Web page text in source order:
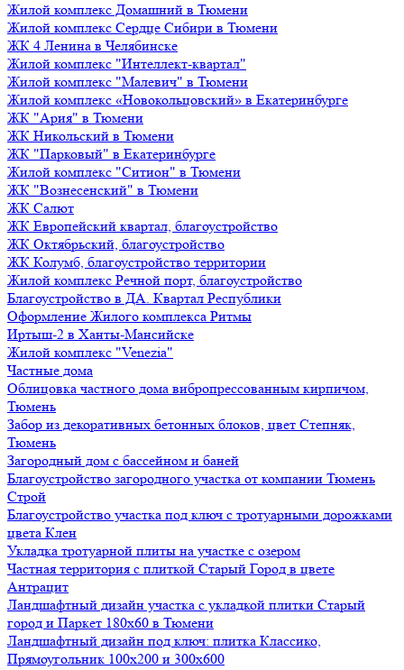
Жилой комплекс Домашний в Тюмени
Жилой комплекс Сердце Сибири в Тюмени
ЖК 4 Ленина в Челябинске
Жилой комплекс "Интеллект-квартал"
Жилой комплекс "Малевич" в Тюмени
Жилой комплекс «Новокольцовский» в Екатеринбурге
ЖК "Ария" в Тюмени
ЖК Никольский в Тюмени
ЖК "Парковый" в Екатеринбурге
Жилой комплекс "Ситион" в Тюмени
ЖК "Вознесенский" в Тюмени
ЖК Салют
ЖК Европейский квартал, благоустройство
ЖК Октябрьский, благоустройство
ЖК Колумб, благоустройство территории
Жилой комплекс Речной порт, благоустройство
Благоустройство в ДА. Квартал Республики
Оформление Жилого комплекса Ритмы
Иртыш-2 в Ханты-Мансийске
Жилой комплекс "Venezia"
Частные дома
Облицовка частного дома вибропрессованным кирпичом,
Тюмень
Забор из декоративных бетонных блоков, цвет Степняк,
Тюмень
Загородный дом с бассейном и баней
Благоустройство загородного участка от компании Тюмень
Строй
Благоустройство участка под ключ с тротуарными дорожками
цвета Клен
Укладка тротуарной плиты на участке с озером
Частная территория с плиткой Старый Город в цвете
Антрацит
Ландшафтный дизайн участка с укладкой плитки Старый
город и Паркет 180х60 в Тюмени
Ландшафтный дизайн под ключ: плитка Классико,
Прямоугольник 100х200 и 300х600